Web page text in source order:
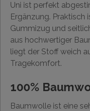
Uni ist perfekt
Ergänzung. Praktisch
Gummizug und
aus hochwertiger
liegt der Stoff weich
Tragekomfort.
100%
Baumwolle ist eine